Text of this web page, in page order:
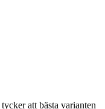
att bästa varianten